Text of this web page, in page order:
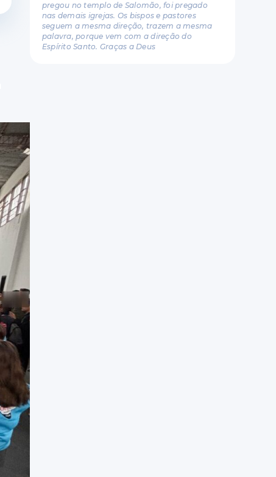
pregou no templo de Salomão, foi pregado
nas demais igrejas. Os bispos e pastores
seguem a mesma direção, trazem a mesma
palavra, porque vem com a direção do
Espírito Santo. Graças a Deus